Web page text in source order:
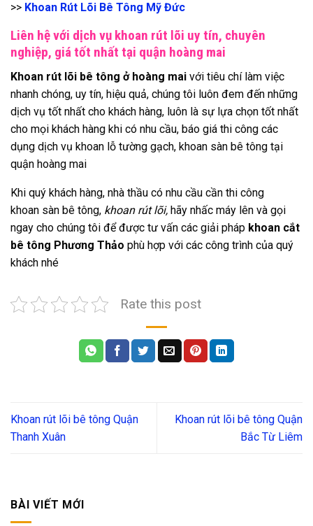
>> Khoan Rút Lõi Bê Tông Mỹ Đức
Liên hệ với dịch vụ khoan rút lõi uy tín, chuyên
nghiệp, giá tốt nhất tại quận hoàng mai
Khoan rút lõi bê tông ở hoàng mai với tiêu chí làm việc
nhanh chóng, uy tín, hiệu quả, chúng tôi luôn đem đến những
dịch vụ tốt nhất cho khách hàng, luôn là sự lựa chọn tốt nhất
cho mọi khách hàng khi có nhu cầu, báo giá thi công các
dụng dịch vụ khoan lỗ tường gạch, khoan sàn bê tông tại
quận hoàng mai
Khi quý khách hàng, nhà thầu có nhu cầu cần thi công
khoan sàn bê tông, khoan rút lõi, hãy nhấc máy lên và gọi
ngay cho chúng tôi để được tư vấn các giải pháp khoan cắt
bê tông Phương Thảo phù hợp với các công trình của quý
khách nhé
Rate this post
Khoan rút lõi bê tông Quận
Thanh Xuân
Khoan rút lõi bê tông Quận
Bắc Từ Liêm
BÀI VIẾT MỚI